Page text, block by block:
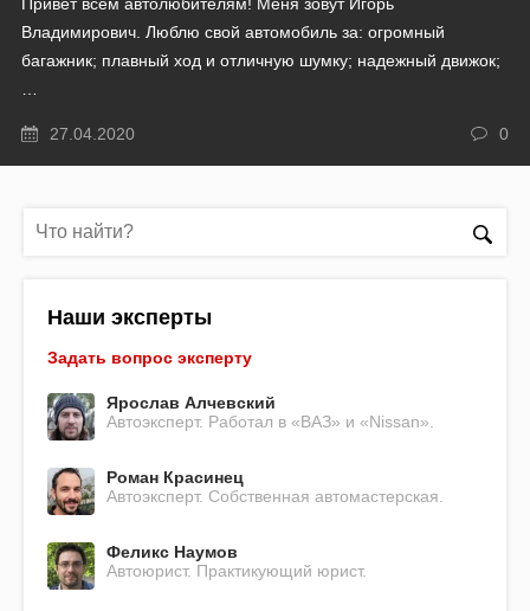
Владимирович. Люблю свой автомобиль за: огромный
багажник; плавный ход и отличную шумку; надежный движок;
27.04.2020 0
Наши эксперты
Задать вопрос эксперту
Ярослав Алчевский
Автоэксперт. Работал в «ВАЗ» и «Nissan».
Роман Красинец
Автоэксперт. Собственная автомастерская.
Феликс Наумов
Автоюрист. Практикующий юрист.